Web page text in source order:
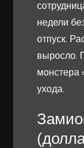
недели
отпуск.
выросло.
монстера
ухода.